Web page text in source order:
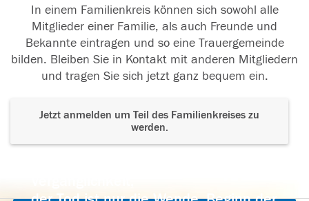
In einem Familienkreis können sich sowohl alle
Mitglieder einer Familie, als auch Freunde und
Bekannte eintragen und so eine Trauergemeinde
bilden. Bleiben Sie in Kontakt mit anderen Mitgliedern
und tragen Sie sich jetzt ganz bequem ein.
Jetzt anmelden um Teil des Familienkreises zu
werden.